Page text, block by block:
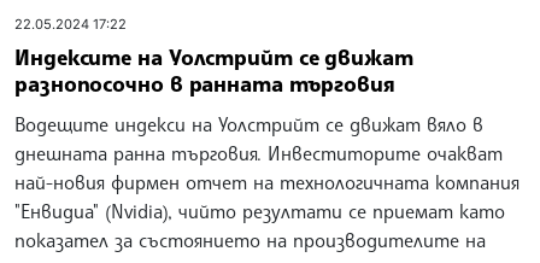
22.05.2024 17:22
Индексите на Уолстрийт се движат
разнопосочно в ранната търговия
Водещите индекси на Уолстрийт се движат вяло в
днешната ранна търговия. Инвеститорите очакват
най-новия фирмен отчет на технологичната компания
"Енвидиа" (Nvidia), чийто резултати се приемат като
показател за състоянието на производителите на